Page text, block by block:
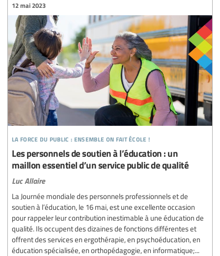
la force du public : ensemble on fait école !
12 mai 2023
Les personnels de soutien à l’éducation : un
maillon essentiel d’un service public de qualité
Luc Allaire
La Journée mondiale des personnels professionnels et de
soutien à l’éducation, le 16 mai, est une excellente occasion
pour rappeler leur contribution inestimable à une éducation de
qualité. Ils occupent des dizaines de fonctions différentes et
offrent des services en ergothérapie, en psychoéducation, en
éducation spécialisée, en orthopédagogie, en informatique;...